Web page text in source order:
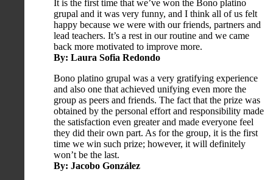
It is the first time that we’ve won the Bono platino
grupal and it was very funny, and I think all of us felt
happy because we were with our friends, partners and
lead teachers. It’s a rest in our routine and we came
back more motivated to improve more.
By: Laura Sofia Redondo
Bono platino grupal was a very gratifying experience
and also one that achieved unifying even more the
group as peers and friends. The fact that the prize was
obtained by the personal effort and responsibility made
the satisfaction even greater and made everyone feel
they did their own part. As for the group, it is the first
time we win such prize; however, it will definitely
won’t be the last.
By: Jacobo González